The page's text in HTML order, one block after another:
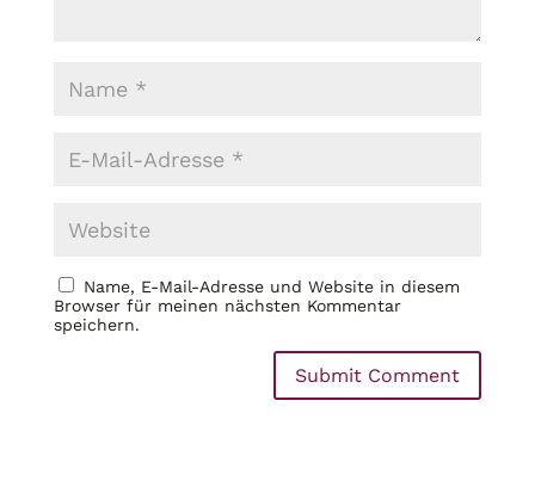
Name, E-Mail-Adresse und Website in diesem
Browser für meinen nächsten Kommentar
speichern.